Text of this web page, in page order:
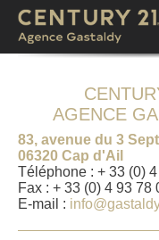
AGENCE
83, avenue du 3
06320 Cap d'Ail
Téléphone : + 33 (0)
Fax : + 33 (0) 4 93 78
E-mail :